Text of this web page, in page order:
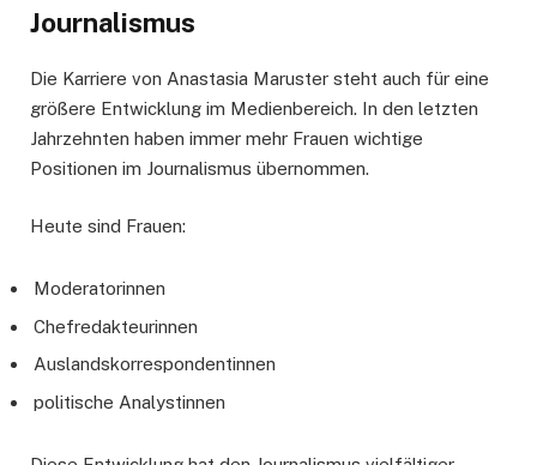
Journalismus
Die Karriere von Anastasia Maruster steht auch für eine
größere Entwicklung im Medienbereich. In den letzten
Jahrzehnten haben immer mehr Frauen wichtige
Positionen im Journalismus übernommen.
Heute sind Frauen:
Moderatorinnen
Chefredakteurinnen
Auslandskorrespondentinnen
politische Analystinnen